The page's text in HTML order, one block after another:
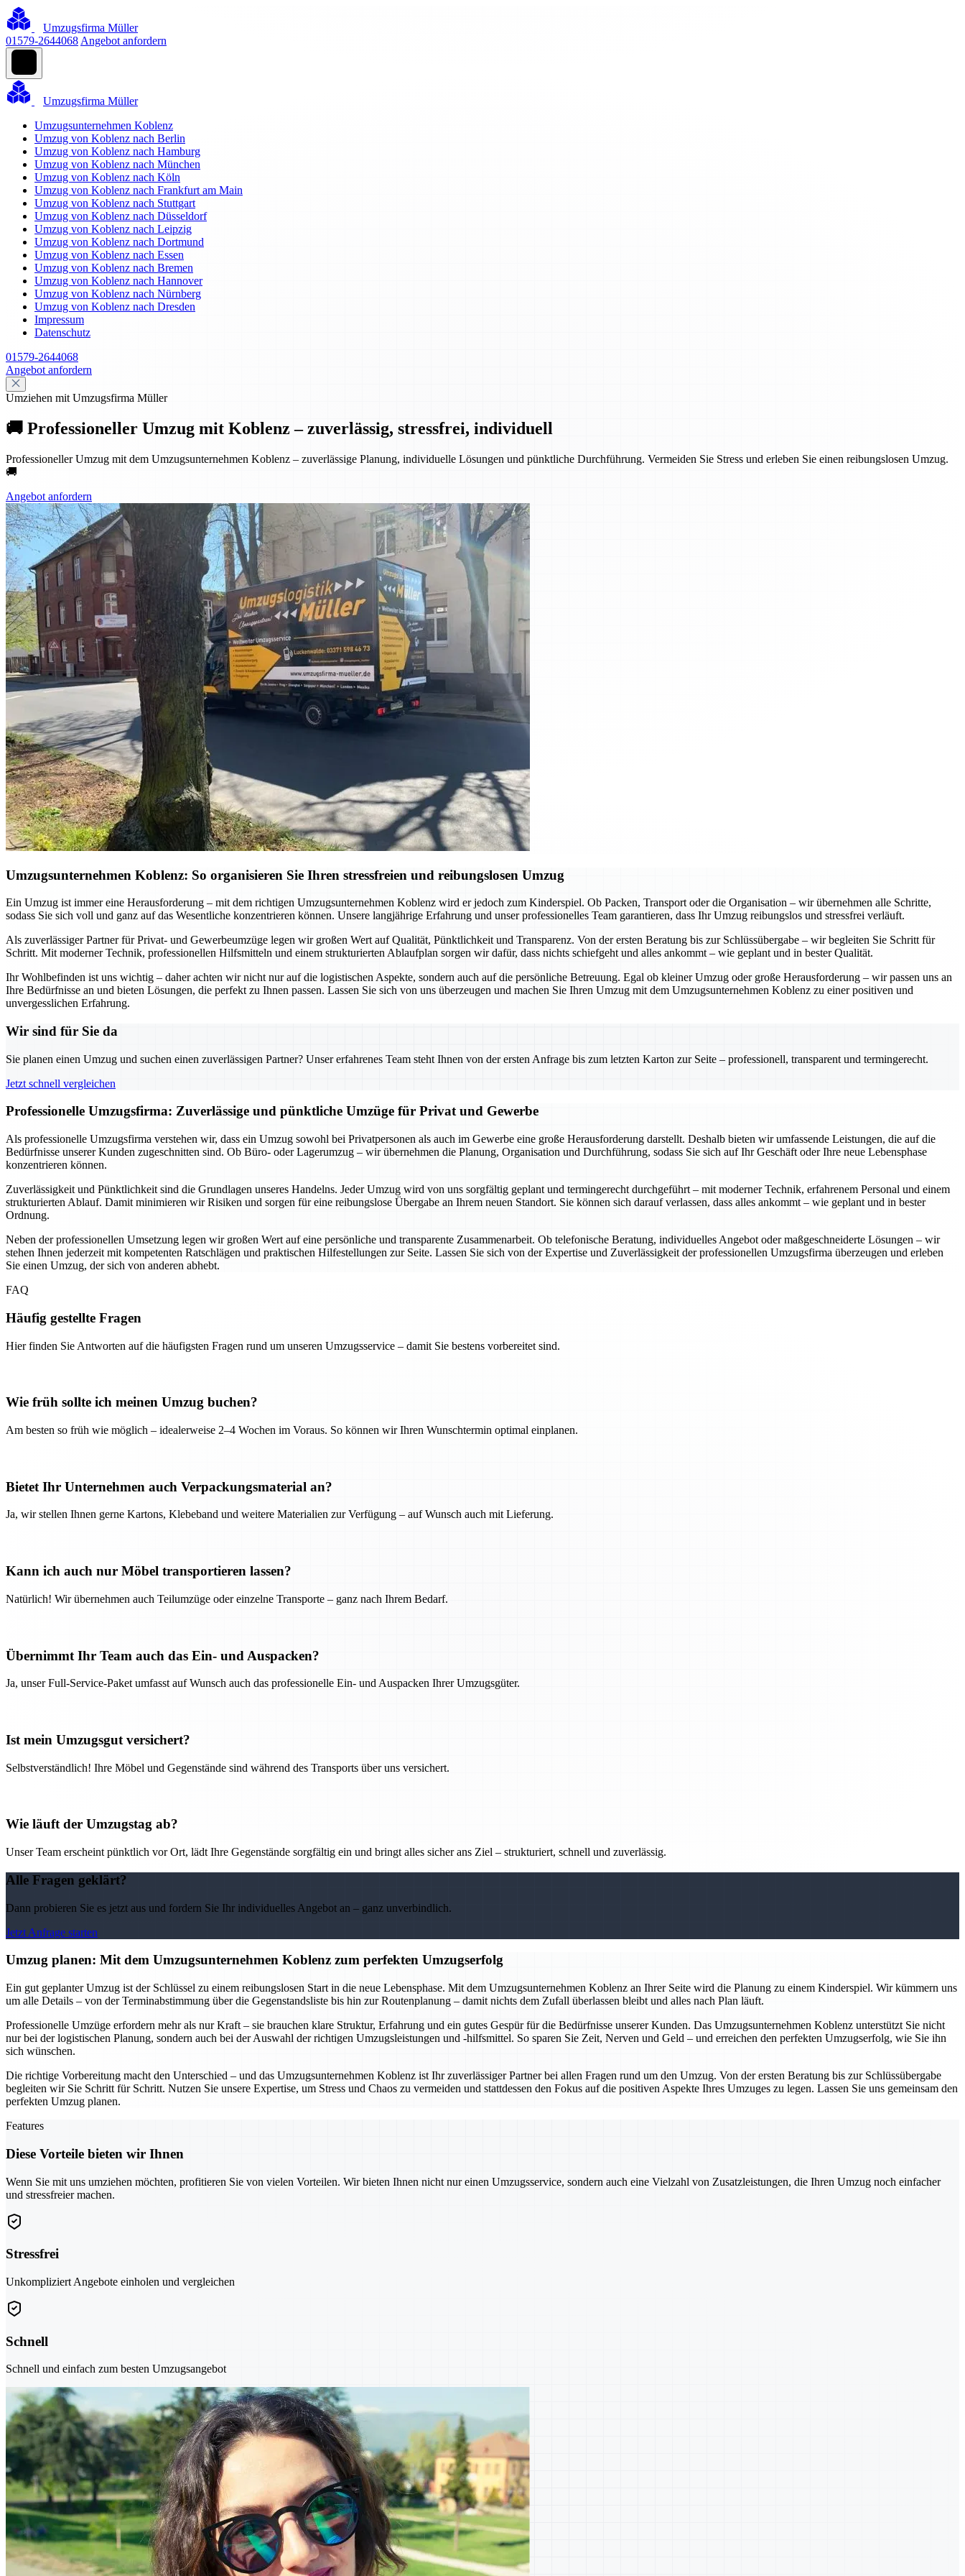
Umzugsfirma Müller
01579-2644068 Angebot anfordern
Umzugsfirma Müller
Umzugsunternehmen Koblenz
Umzug von Koblenz nach Berlin
Umzug von Koblenz nach Hamburg
Umzug von Koblenz nach München
Umzug von Koblenz nach Köln
Umzug von Koblenz nach Frankfurt am Main
Umzug von Koblenz nach Stuttgart
Umzug von Koblenz nach Düsseldorf
Umzug von Koblenz nach Leipzig
Umzug von Koblenz nach Dortmund
Umzug von Koblenz nach Essen
Umzug von Koblenz nach Bremen
Umzug von Koblenz nach Hannover
Umzug von Koblenz nach Nürnberg
Umzug von Koblenz nach Dresden
Impressum
Datenschutz
01579-2644068
Angebot anfordern
Umziehen mit Umzugsfirma Müller
🚚 Professioneller Umzug mit Koblenz – zuverlässig, stressfrei, individuell
Professioneller Umzug mit dem Umzugsunternehmen Koblenz – zuverlässige Planung, individuelle Lösungen und pünktliche Durchführung. Vermeiden Sie Stress und erleben Sie einen reibungslosen Umzug.
🚚
Angebot anfordern
Umzugsunternehmen Koblenz: So organisieren Sie Ihren stressfreien und reibungslosen Umzug
Ein Umzug ist immer eine Herausforderung – mit dem richtigen Umzugsunternehmen Koblenz wird er jedoch zum Kinderspiel. Ob Packen, Transport oder die Organisation – wir übernehmen alle Schritte,
sodass Sie sich voll und ganz auf das Wesentliche konzentrieren können. Unsere langjährige Erfahrung und unser professionelles Team garantieren, dass Ihr Umzug reibungslos und stressfrei verläuft.
Als zuverlässiger Partner für Privat- und Gewerbeumzüge legen wir großen Wert auf Qualität, Pünktlichkeit und Transparenz. Von der ersten Beratung bis zur Schlüssübergabe – wir begleiten Sie Schritt für
Schritt. Mit moderner Technik, professionellen Hilfsmitteln und einem strukturierten Ablaufplan sorgen wir dafür, dass nichts schiefgeht und alles ankommt – wie geplant und in bester Qualität.
Ihr Wohlbefinden ist uns wichtig – daher achten wir nicht nur auf die logistischen Aspekte, sondern auch auf die persönliche Betreuung. Egal ob kleiner Umzug oder große Herausforderung – wir passen uns an
Ihre Bedürfnisse an und bieten Lösungen, die perfekt zu Ihnen passen. Lassen Sie sich von uns überzeugen und machen Sie Ihren Umzug mit dem Umzugsunternehmen Koblenz zu einer positiven und
unvergesslichen Erfahrung.
Wir sind für Sie da
Sie planen einen Umzug und suchen einen zuverlässigen Partner? Unser erfahrenes Team steht Ihnen von der ersten Anfrage bis zum letzten Karton zur Seite – professionell, transparent und termingerecht.
Jetzt schnell vergleichen
Professionelle Umzugsfirma: Zuverlässige und pünktliche Umzüge für Privat und Gewerbe
Als professionelle Umzugsfirma verstehen wir, dass ein Umzug sowohl bei Privatpersonen als auch im Gewerbe eine große Herausforderung darstellt. Deshalb bieten wir umfassende Leistungen, die auf die
Bedürfnisse unserer Kunden zugeschnitten sind. Ob Büro- oder Lagerumzug – wir übernehmen die Planung, Organisation und Durchführung, sodass Sie sich auf Ihr Geschäft oder Ihre neue Lebensphase
konzentrieren können.
Zuverlässigkeit und Pünktlichkeit sind die Grundlagen unseres Handelns. Jeder Umzug wird von uns sorgfältig geplant und termingerecht durchgeführt – mit moderner Technik, erfahrenem Personal und einem
strukturierten Ablauf. Damit minimieren wir Risiken und sorgen für eine reibungslose Übergabe an Ihrem neuen Standort. Sie können sich darauf verlassen, dass alles ankommt – wie geplant und in bester
Ordnung.
Neben der professionellen Umsetzung legen wir großen Wert auf eine persönliche und transparente Zusammenarbeit. Ob telefonische Beratung, individuelles Angebot oder maßgeschneiderte Lösungen – wir
stehen Ihnen jederzeit mit kompetenten Ratschlägen und praktischen Hilfestellungen zur Seite. Lassen Sie sich von der Expertise und Zuverlässigkeit der professionellen Umzugsfirma überzeugen und erleben
Sie einen Umzug, der sich von anderen abhebt.
FAQ
Häufig gestellte Fragen
Hier finden Sie Antworten auf die häufigsten Fragen rund um unseren Umzugsservice – damit Sie bestens vorbereitet sind.
Wie früh sollte ich meinen Umzug buchen?
Am besten so früh wie möglich – idealerweise 2–4 Wochen im Voraus. So können wir Ihren Wunschtermin optimal einplanen.
Bietet Ihr Unternehmen auch Verpackungsmaterial an?
Ja, wir stellen Ihnen gerne Kartons, Klebeband und weitere Materialien zur Verfügung – auf Wunsch auch mit Lieferung.
Kann ich auch nur Möbel transportieren lassen?
Natürlich! Wir übernehmen auch Teilumzüge oder einzelne Transporte – ganz nach Ihrem Bedarf.
Übernimmt Ihr Team auch das Ein- und Auspacken?
Ja, unser Full-Service-Paket umfasst auf Wunsch auch das professionelle Ein- und Auspacken Ihrer Umzugsgüter.
Ist mein Umzugsgut versichert?
Selbstverständlich! Ihre Möbel und Gegenstände sind während des Transports über uns versichert.
Wie läuft der Umzugstag ab?
Unser Team erscheint pünktlich vor Ort, lädt Ihre Gegenstände sorgfältig ein und bringt alles sicher ans Ziel – strukturiert, schnell und zuverlässig.
Alle Fragen geklärt?
Dann probieren Sie es jetzt aus und fordern Sie Ihr individuelles Angebot an – ganz unverbindlich.
Jetzt Anfrage starten
Umzug planen: Mit dem Umzugsunternehmen Koblenz zum perfekten Umzugserfolg
Ein gut geplanter Umzug ist der Schlüssel zu einem reibungslosen Start in die neue Lebensphase. Mit dem Umzugsunternehmen Koblenz an Ihrer Seite wird die Planung zu einem Kinderspiel. Wir kümmern uns
um alle Details – von der Terminabstimmung über die Gegenstandsliste bis hin zur Routenplanung – damit nichts dem Zufall überlassen bleibt und alles nach Plan läuft.
Professionelle Umzüge erfordern mehr als nur Kraft – sie brauchen klare Struktur, Erfahrung und ein gutes Gespür für die Bedürfnisse unserer Kunden. Das Umzugsunternehmen Koblenz unterstützt Sie nicht
nur bei der logistischen Planung, sondern auch bei der Auswahl der richtigen Umzugsleistungen und -hilfsmittel. So sparen Sie Zeit, Nerven und Geld – und erreichen den perfekten Umzugserfolg, wie Sie ihn
sich wünschen.
Die richtige Vorbereitung macht den Unterschied – und das Umzugsunternehmen Koblenz ist Ihr zuverlässiger Partner bei allen Fragen rund um den Umzug. Von der ersten Beratung bis zur Schlüssübergabe
begleiten wir Sie Schritt für Schritt. Nutzen Sie unsere Expertise, um Stress und Chaos zu vermeiden und stattdessen den Fokus auf die positiven Aspekte Ihres Umzuges zu legen. Lassen Sie uns gemeinsam den
perfekten Umzug planen.
Features
Diese Vorteile bieten wir Ihnen
Wenn Sie mit uns umziehen möchten, profitieren Sie von vielen Vorteilen. Wir bieten Ihnen nicht nur einen Umzugsservice, sondern auch eine Vielzahl von Zusatzleistungen, die Ihren Umzug noch einfacher
und stressfreier machen.
Stressfrei
Unkompliziert Angebote einholen und vergleichen
Schnell
Schnell und einfach zum besten Umzugsangebot